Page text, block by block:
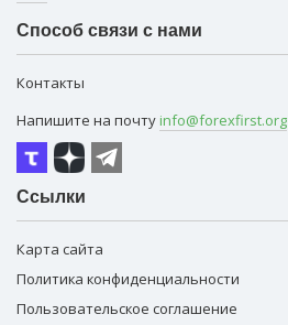
Способ связи с нами
Контакты
Напишите на почту info@forexfirst.org
Ссылки
Карта сайта
Политика конфиденциальности
Пользовательское соглашение